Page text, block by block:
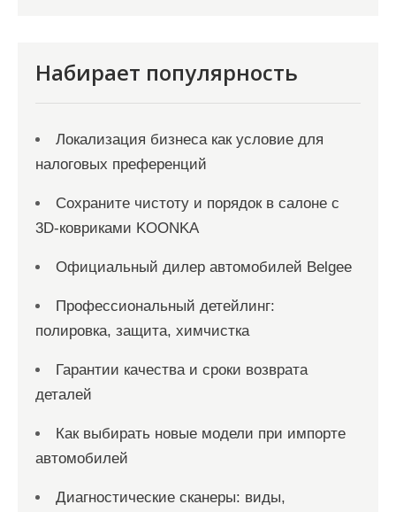
м
Набирает популярность
Локализация бизнеса как условие для
налоговых преференций
Сохраните чистоту и порядок в салоне с
3D-ковриками KOONKA
Официальный дилер автомобилей Belgee
Профессиональный детейлинг:
полировка, защита, химчистка
Гарантии качества и сроки возврата
деталей
Как выбирать новые модели при импорте
автомобилей
Диагностические сканеры: виды,